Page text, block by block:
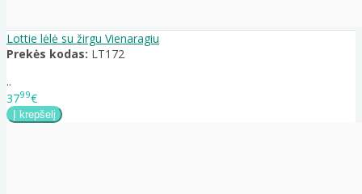
Lottie lėlė su žirgu Vienaragiu
Prekės kodas: LT172
..
3799€